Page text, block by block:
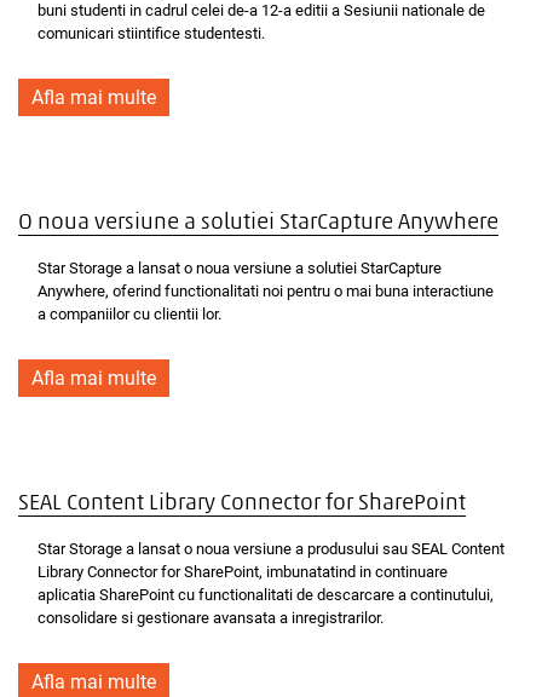
buni studenti in cadrul celei de-a 12-a editii a Sesiunii nationale de
comunicari stiintifice studentesti.
Afla mai multe
O noua versiune a solutiei StarCapture Anywhere
Star Storage a lansat o noua versiune a solutiei StarCapture
Anywhere, oferind functionalitati noi pentru o mai buna interactiune
a companiilor cu clientii lor.
Afla mai multe
SEAL Content Library Connector for SharePoint
Star Storage a lansat o noua versiune a produsului sau SEAL Content
Library Connector for SharePoint, imbunatatind in continuare
aplicatia SharePoint cu functionalitati de descarcare a continutului,
consolidare si gestionare avansata a inregistrarilor.
Afla mai multe